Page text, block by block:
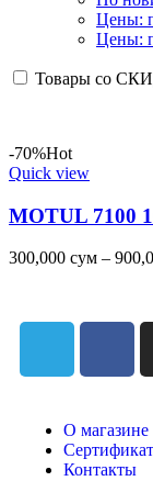
Цены:
Цены:
Товары со
-70%Hot
Quick view
MOTUL 7100
300,000 сум –
О магазине
Контакты